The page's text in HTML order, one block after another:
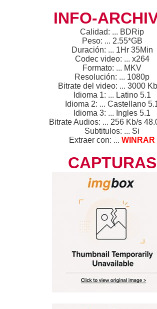
INFO-
Calidad: ... BDRip
Peso: ... 2.55*GB
Duración: ... 1Hr 35Min
Codec video: ... x264
Formato: ... MKV
Resolución: ... 1080p
Bitrate del video: ... 3000
Idioma 1: ... Latino 5.1
Idioma 2: ... Castellano
Idioma 3: ... Ingles 5.1
Bitrate Audios: ... 256 Kb/s
Subtitulos: ... Si
Extraer con: ... WINRAR
CAPTURAS